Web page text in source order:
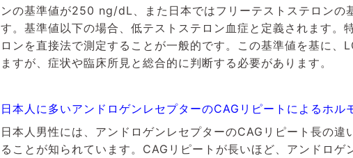
ンの基準値が250 ng/dL、また日本ではフリーテストステロンの
す。基準値以下の場合、低テストステロン血症と定義されます。
ロンを直接法で測定することが一般的です。この基準値を基に、
ますが、症状や臨床所見と総合的に判断する必要があります。
日本人に多いアンドロゲンレセプターのCAGリピートによるホル
日本人男性には、アンドロゲンレセプターのCAGリピート長の違
ることが知られています。CAGリピートが長いほど、アンドロゲ